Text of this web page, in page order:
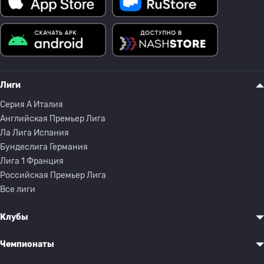
Лиги
Серия A Италия
Английская Премьер Лига
Ла Лига Испания
Бундеслига Германия
Лига 1 Франция
Российская Премьер Лига
Все лиги
Клубы
Чемпионаты